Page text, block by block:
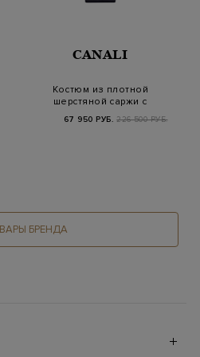
CANALI
Костюм из плотной
шерстяной саржи с
67 950 РУБ. 226 500 РУБ.
БРЕНДА